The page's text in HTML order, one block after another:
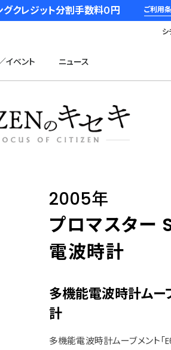
クレジット分割手数料０円 ご利用
イベント ニュース
シ
2005年
プロマスター
電波時計
多機能電波時計ムー
計
多機能電波時計ムーブメント「